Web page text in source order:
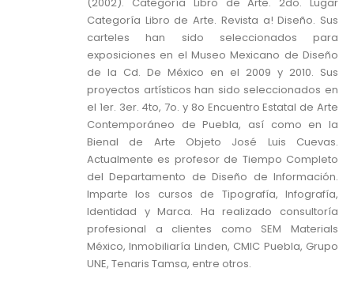
Categoría Libro de Arte. Revista a! Diseño. Sus
carteles han sido seleccionados para
exposiciones en el Museo Mexicano de Diseño
de la Cd. De México en el 2009 y 2010. Sus
proyectos artísticos han sido seleccionados en
el 1er. 3er. 4to, 7o. y 8o Encuentro Estatal de Arte
Contemporáneo de Puebla, así como en la
Bienal de Arte Objeto José Luis Cuevas.
Actualmente es profesor de Tiempo Completo
del Departamento de Diseño de Información.
Imparte los cursos de Tipografía, Infografía,
Identidad y Marca. Ha realizado consultoría
profesional a clientes como SEM Materials
México, Inmobiliaría Linden, CMIC Puebla, Grupo
UNE, Tenaris Tamsa, entre otros.